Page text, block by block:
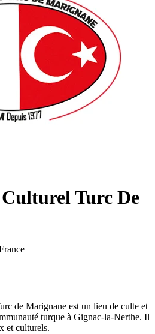
Turc De
de Marignane est un lieu de culte et
turque à Gignac-la-Nerthe. Il
et culturels.